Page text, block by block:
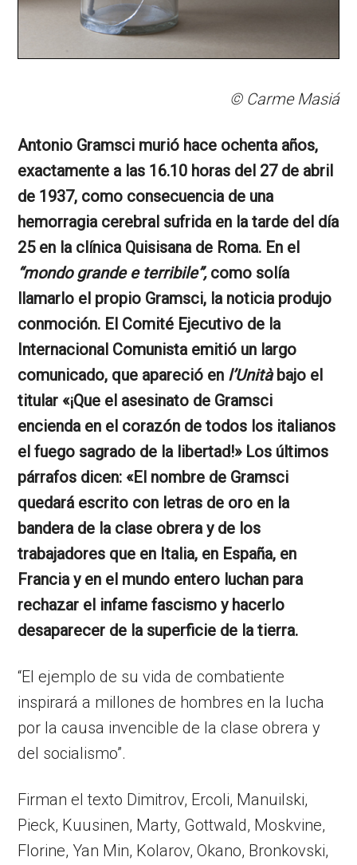
© Carme Masiá
Antonio Gramsci murió hace ochenta años,
exactamente a las 16.10 horas del 27 de abril
de 1937, como consecuencia de una
hemorragia cerebral sufrida en la tarde del día
25 en la clínica Quisisana de Roma. En el
“mondo grande e terribile”,como solía
llamarlo el propio Gramsci, la noticia produjo
conmoción. El Comité Ejecutivo de la
Internacional Comunista emitió un largo
comunicado, que apareció en l’Unitàbajo el
titular «¡Que el asesinato de Gramsci
encienda en el corazón de todos los italianos
el fuego sagrado de la libertad!» Los últimos
párrafos dicen: «El nombre de Gramsci
quedará escrito con letras de oro en la
bandera de la clase obrera y de los
trabajadores que en Italia, en España, en
Francia y en el mundo entero luchan para
rechazar el infame fascismo y hacerlo
desaparecer de la superficie de la tierra.
“El ejemplo de su vida de combatiente
inspirará a millones de hombres en la lucha
por la causa invencible de la clase obrera y
del socialismo”.
Firman el texto Dimitrov, Ercoli, Manuilski,
Pieck, Kuusinen, Marty, Gottwald, Moskvine,
Florine, Yan Min, Kolarov, Okano, Bronkovski,